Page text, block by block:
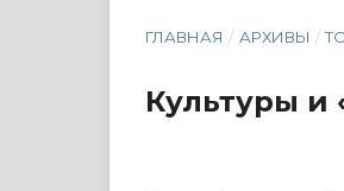
ГЛАВНАЯ / АРХИВЫ /
Культуры и